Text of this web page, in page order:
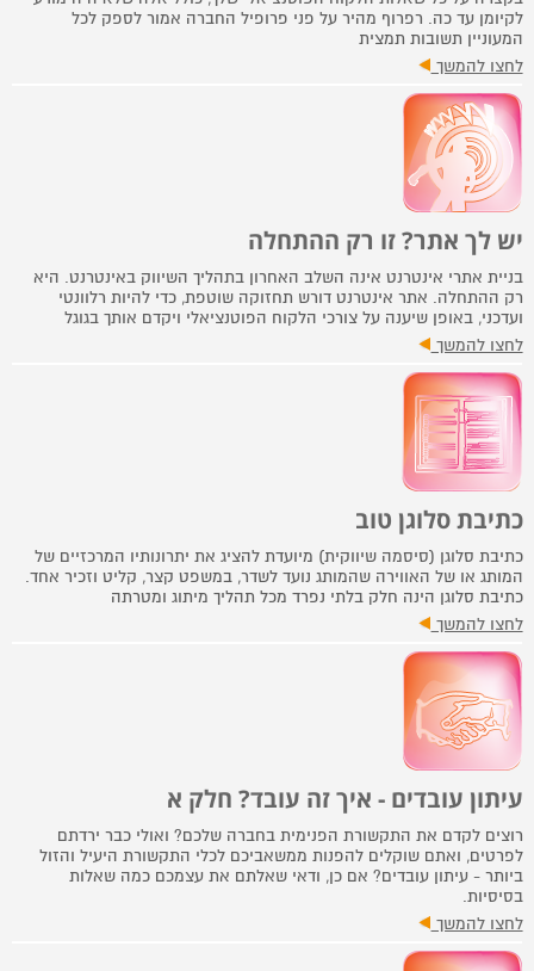
לקיומן עד כה. רפרוף מהיר על פני פרופיל החברה אמור לספק לכל
המעוניין תשובות תמצית
לחצו להמשך
יש לך אתר? זו רק ההתחלה
בניית אתרי אינטרנט אינה השלב האחרון בתהליך השיווק באינטרנט. היא
רק ההתחלה. אתר אינטרנט דורש תחזוקה שוטפת, כדי להיות רלוונטי
ועדכני, באופן שיענה על צורכי הלקוח הפוטנציאלי ויקדם אותך בגוגל
לחצו להמשך
כתיבת סלוגן טוב
כתיבת סלוגן (סיסמה שיווקית) מיועדת להציג את יתרונותיו המרכזיים של
המותג או של האווירה שהמותג נועד לשדר, במשפט קצר, קליט וזכיר אחד.
כתיבת סלוגן הינה חלק בלתי נפרד מכל תהליך מיתוג ומטרתה
לחצו להמשך
עיתון עובדים - איך זה עובד? חלק א
רוצים לקדם את התקשורת הפנימית בחברה שלכם? ואולי כבר ירדתם
לפרטים, ואתם שוקלים להפנות ממשאביכם לכלי התקשורת היעיל והזול
ביותר - עיתון עובדים? אם כן, ודאי שאלתם את עצמכם כמה שאלות
בסיסיות.
לחצו להמשך